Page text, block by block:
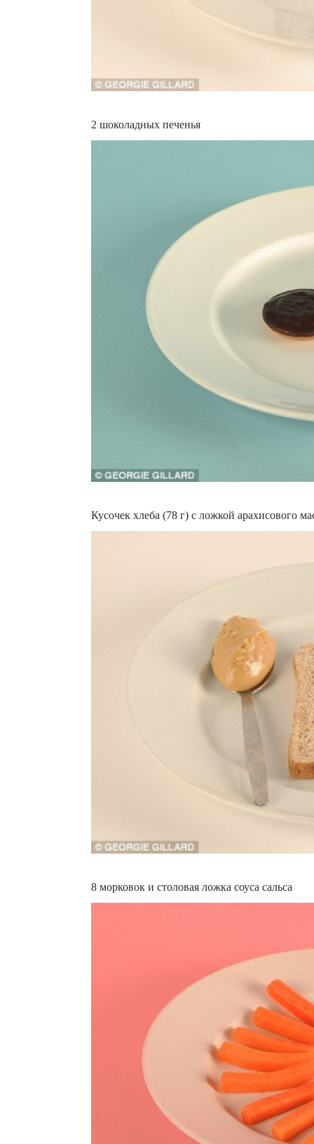
2 шоколадных печенья
Кусочек хлеба (78 г) с ложкой арахисового
8 морковок и столовая ложка соуса сальса